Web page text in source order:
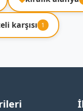
karşısı 1